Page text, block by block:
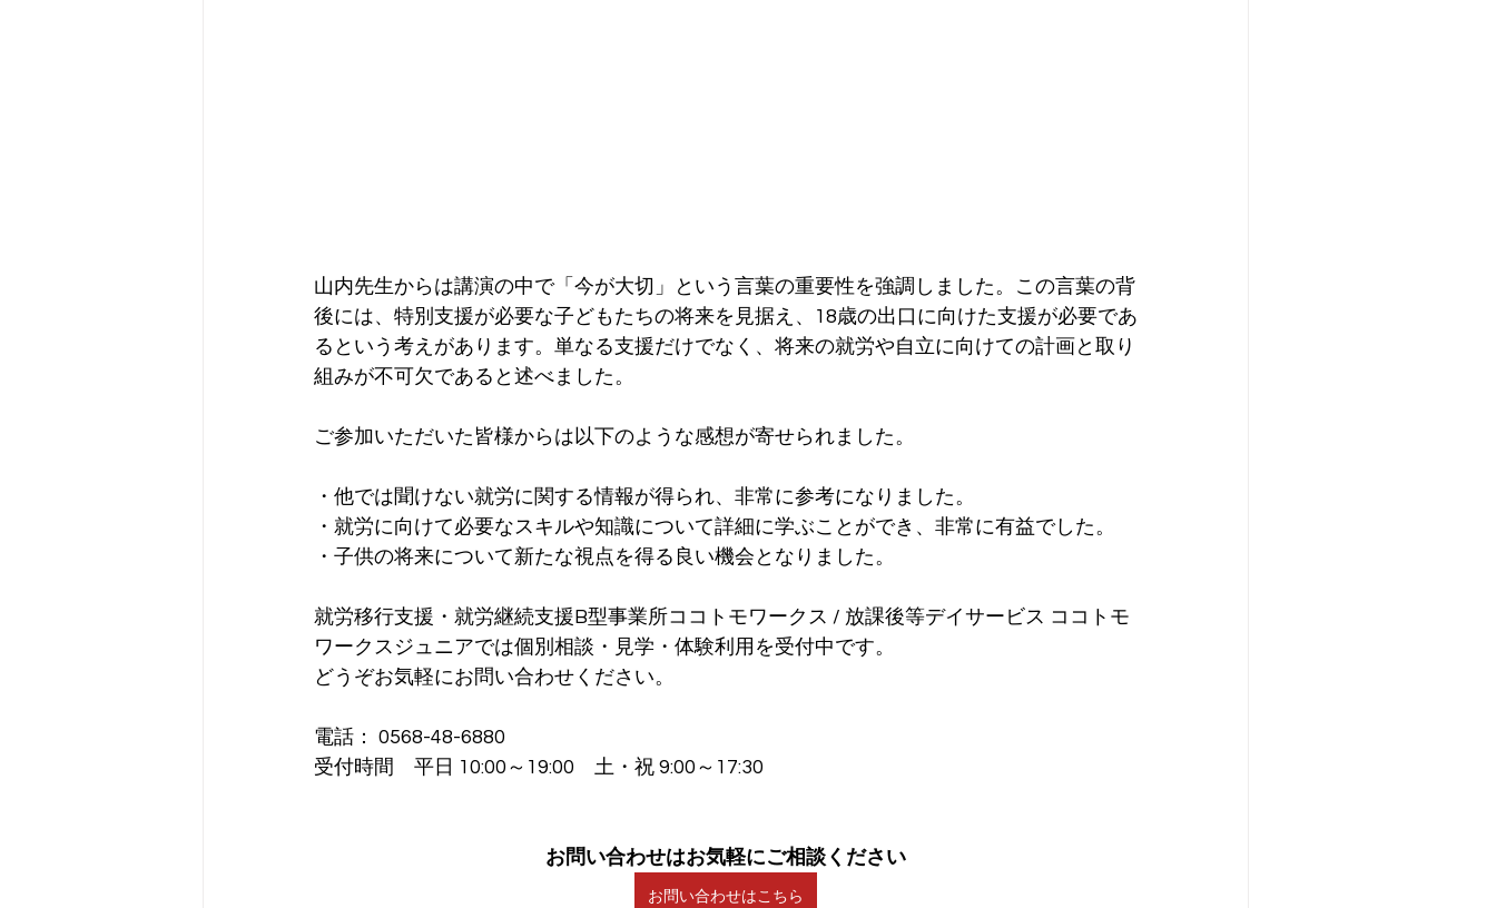
山内先生からは講演の中で「今が大切」という言葉の重要性を強調しました。この言葉の背
後には、特別支援が必要な子どもたちの将来を見据え、18歳の出口に向けた支援が必要であ
るという考えがあります。単なる支援だけでなく、将来の就労や自立に向けての計画と取り
組みが不可欠であると述べました。
ご参加いただいた皆様からは以下のような感想が寄せられました。
・他では聞けない就労に関する情報が得られ、非常に参考になりました。
・就労に向けて必要なスキルや知識について詳細に学ぶことができ、非常に有益でした。
・子供の将来について新たな視点を得る良い機会となりました。
就労移行支援・就労継続支援B型事業所ココトモワークス / 放課後等デイサービス ココトモ
ワークスジュニアでは個別相談・見学・体験利用を受付中です。
どうぞお気軽にお問い合わせください。
電話： 0568-48-6880
受付時間　平日 10:00～19:00　土・祝 9:00～17:30
お問い合わせはお気軽にご相談ください
お問い合わせはこちら